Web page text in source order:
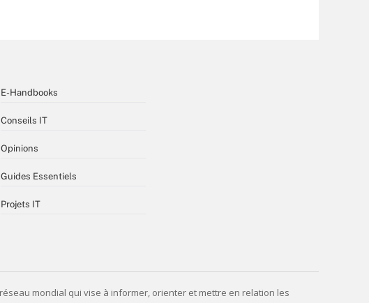
E-Handbooks
Conseils IT
Opinions
Guides Essentiels
Projets IT